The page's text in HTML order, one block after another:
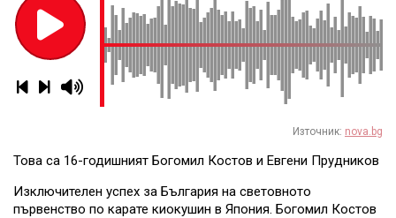
Източник: nova.bg
Това са 16-годишният Богомил Костов и Евгени Прудников
Изключителен успех за България на световното
първенство по карате киокушин в Япония. Богомил Костов